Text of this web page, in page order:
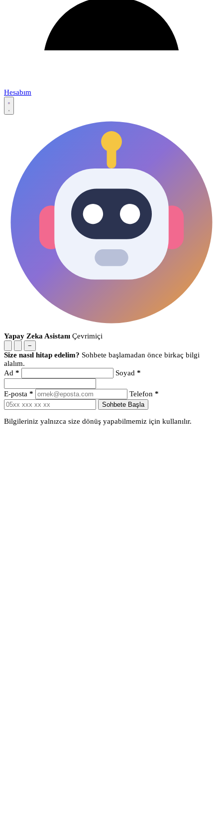
Hesabım
Yapay Zeka Asistanı Çevrimiçi
−
Size nasıl hitap edelim? Sohbete başlamadan önce birkaç bilgi
alalım.
Ad * Soyad *
E-posta * Telefon *
Sohbete Başla
Bilgileriniz yalnızca size dönüş yapabilmemiz için kullanılır.